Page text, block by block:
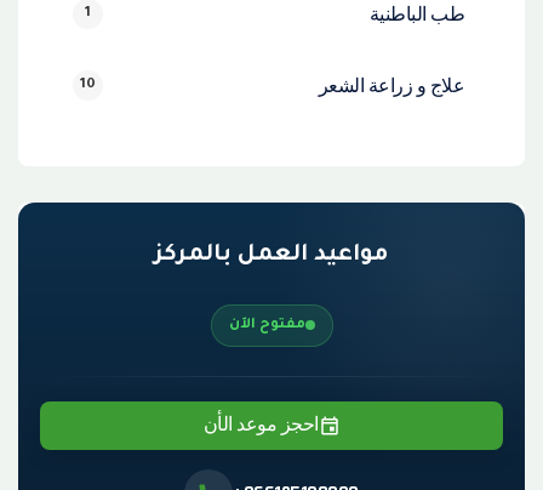
طب الباطنية 1
علاج و زراعة الشعر 10
مواعيد العمل بالمركز
مفتوح الآن
احجز موعد الأن